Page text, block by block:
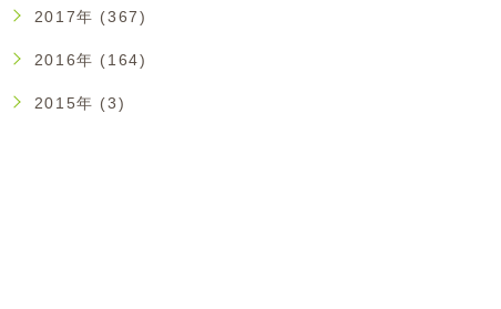
2017年 (367)
2016年 (164)
2015年 (3)